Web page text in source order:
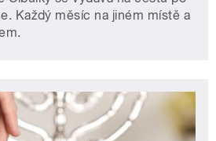
Každý měsíc na jiném místě a